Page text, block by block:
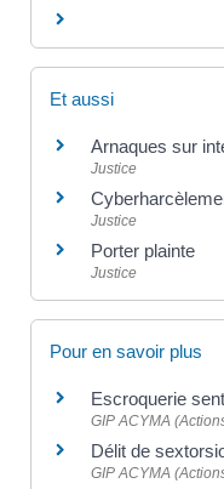
Et aussi
Arnaques sur
Justice
Justice
Porter plainte
Justice
Pour en savoir plus
Escroquerie
GIP ACYMA
Délit de
GIP ACYMA